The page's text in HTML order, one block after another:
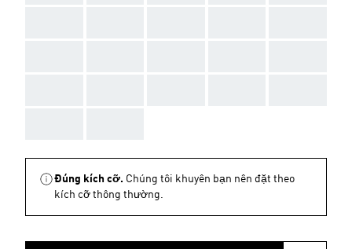
Đúng kích cỡ. Chúng tôi khuyên bạn nên đặt theo
kích cỡ thông thường.